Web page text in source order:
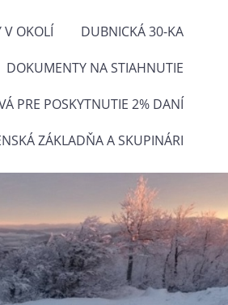
V OKOLÍ DUBNICKÁ 30-KA
DOKUMENTY NA STIAHNUTIE
PRE POSKYTNUTIE 2% DANÍ
ZÁKLADŇA A SKUPINÁRI